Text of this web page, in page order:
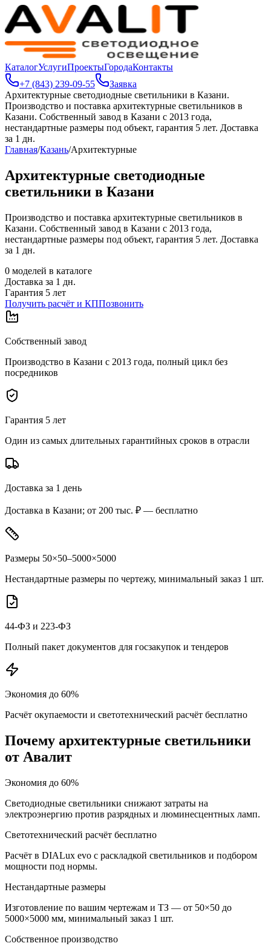
КаталогУслугиПроектыГородаКонтакты
+7 (843) 239-09-55
Заявка
Архитектурные светодиодные светильники в Казани.
Производство и поставка архитектурные светильников в
Казани. Собственный завод в Казани с 2013 года,
нестандартные размеры под объект, гарантия 5 лет. Доставка
за 1 дн.
Главная/Казань/Архитектурные
Архитектурные светодиодные
светильники в Казани
Производство и поставка архитектурные светильников в
Казани. Собственный завод в Казани с 2013 года,
нестандартные размеры под объект, гарантия 5 лет. Доставка
за 1 дн.
0 моделей в каталоге
Доставка за 1 дн.
Гарантия 5 лет
Получить расчёт и КППозвонить
Собственный завод
Производство в Казани с 2013 года, полный цикл без
посредников
Гарантия 5 лет
Один из самых длительных гарантийных сроков в отрасли
Доставка за 1 день
Доставка в Казани; от 200 тыс. ₽ — бесплатно
Размеры 50×50–5000×5000
Нестандартные размеры по чертежу, минимальный заказ 1 шт.
44-ФЗ и 223-ФЗ
Полный пакет документов для госзакупок и тендеров
Экономия до 60%
Расчёт окупаемости и светотехнический расчёт бесплатно
Почему архитектурные светильники
от Авалит
Экономия до 60%
Светодиодные светильники снижают затраты на
электроэнергию против разрядных и люминесцентных ламп.
Светотехнический расчёт бесплатно
Расчёт в DIALux evo с раскладкой светильников и подбором
мощности под нормы.
Нестандартные размеры
Изготовление по вашим чертежам и ТЗ — от 50×50 до
5000×5000 мм, минимальный заказ 1 шт.
Собственное производство